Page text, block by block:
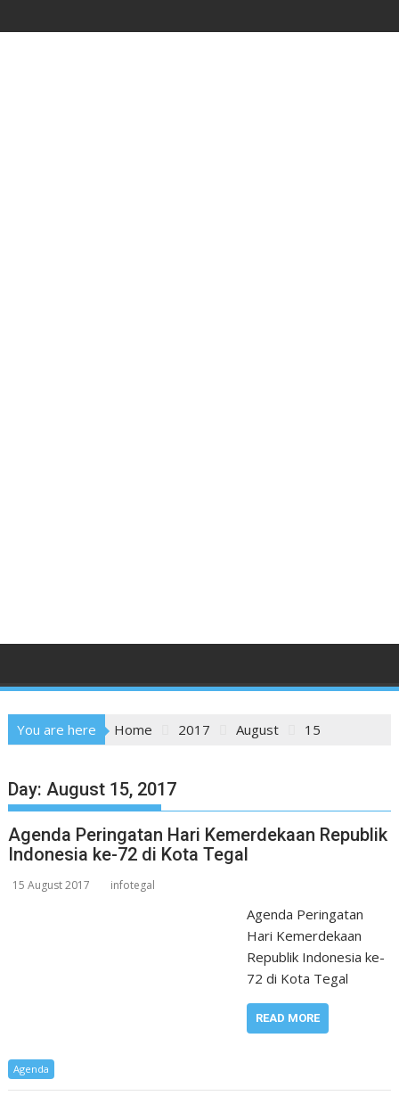
to
You are here Home 2017 August 15
Day:August 15, 2017
Agenda Peringatan Hari Kemerdekaan Republik
Indonesia ke-72 di Kota Tegal
15 August 2017 infotegal
Agenda Peringatan
Hari Kemerdekaan
Republik Indonesia ke-
72 di Kota Tegal
READ MORE
Agenda